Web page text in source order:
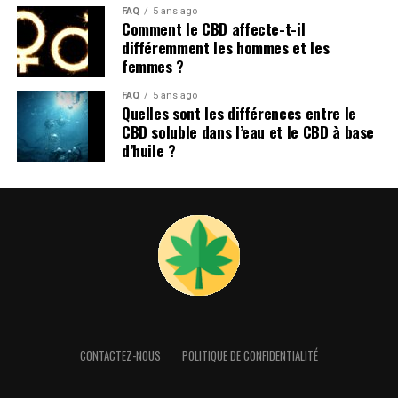
Qu’est-ce que le cannabidiol CBD ?
FAQ 5 ans ago
Comment le CBD affecte-t-il
différemment les hommes et les
femmes ?
FAQ 5 ans ago
Quelles sont les différences entre le
CBD soluble dans l’eau et le CBD à base
d’huile ?
CONTACTEZ-NOUS POLITIQUE DE CONFIDENTIALITÉ